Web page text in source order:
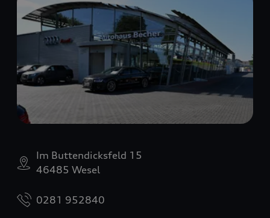
Im Buttendicksfeld 15
46485 Wesel
0281 952840